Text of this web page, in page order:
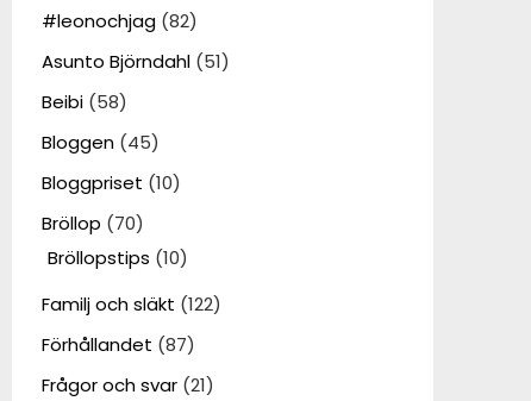
#leonochjag(82)
Asunto Björndahl(51)
Beibi(58)
Bloggen(45)
Bloggpriset (10)
Bröllop (70)
Bröllopstips (10)
Familj och släkt (122)
Förhållandet (87)
Frågor och svar(21)